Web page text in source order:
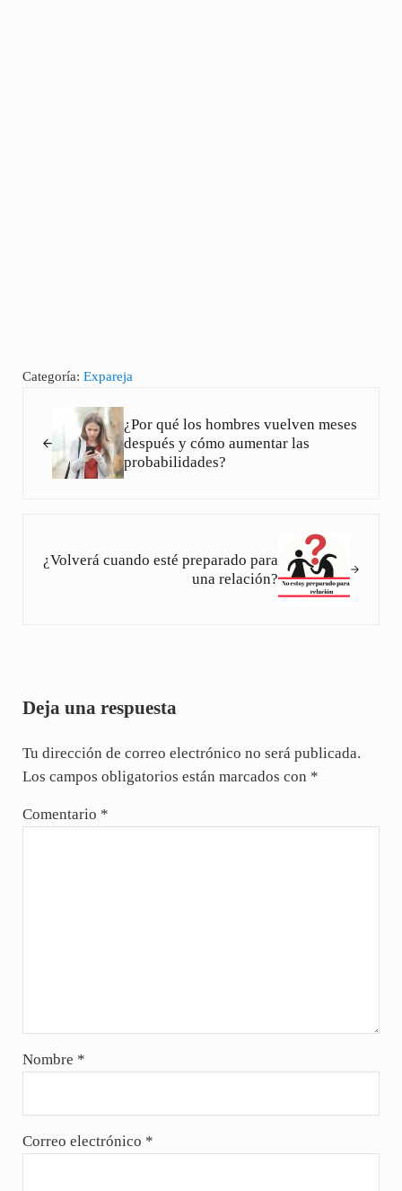
Categoría: Expareja
¿Por qué los hombres vuelven meses
después y cómo aumentar las
probabilidades?
¿Volverá cuando esté preparado para
una relación?
Deja una respuesta
Tu dirección de correo electrónico no será publicada.
Los campos obligatorios están marcados con *
Comentario *
Nombre *
Correo electrónico *